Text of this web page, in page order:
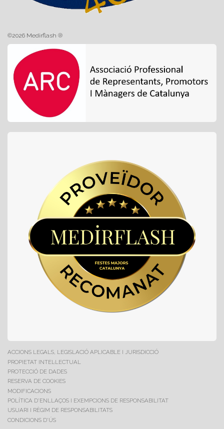
©2026 Medirflash ®
ACCIONS LEGALS, LEGISLACIÓ APLICABLE I JURISDICCIÓ
PROPIETAT INTEL·LECTUAL
PROTECCIÓ DE DADES
RESERVA DE COOKIES
MODIFICACIONS
POLÍTICA D'ENLLAÇOS I EXEMPCIONS DE RESPONSABILITAT
USUARI I RÈGIM DE RESPONSABILITATS
CONDICIONS D'ÚS